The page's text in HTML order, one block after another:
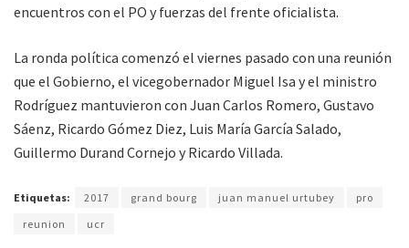
encuentros con el PO y fuerzas del frente oficialista.
La ronda política comenzó el viernes pasado con una reunión
que el Gobierno, el vicegobernador Miguel Isa y el ministro
Rodríguez mantuvieron con Juan Carlos Romero, Gustavo
Sáenz, Ricardo Gómez Diez, Luis María García Salado,
Guillermo Durand Cornejo y Ricardo Villada.
Etiquetas: 2017 grand bourg juan manuel urtubey
pro
reunion
ucr